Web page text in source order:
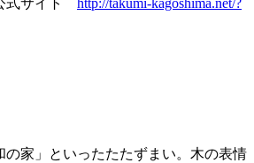
の家」といったたたずまい。木の表情